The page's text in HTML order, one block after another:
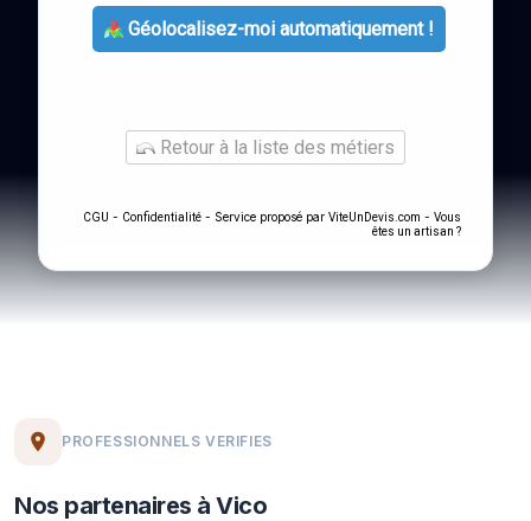
Géolocalisez-moi automatiquement !
Retour à la liste des métiers
CGU - Confidentialité - Service proposé par ViteUnDevis.com - Vous
êtes un artisan ?
PROFESSIONNELS VERIFIES
Nos partenaires à Vico